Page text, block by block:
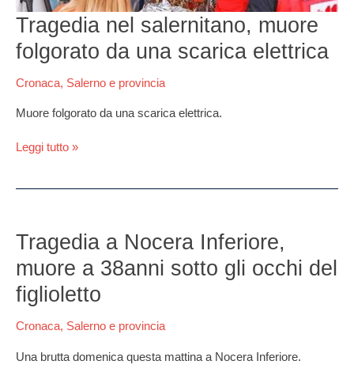
Tragedia nel salernitano, muore
folgorato da una scarica elettrica
Cronaca, Salerno e provincia
Muore folgorato da una scarica elettrica.
una
scarica
elettrica
Leggi tutto »
Tragedia a Nocera Inferiore,
muore a 38anni sotto gli occhi del
figlioletto
Cronaca, Salerno e provincia
Una brutta domenica questa mattina a Nocera Inferiore.
a
Nocera
Inferiore,
muore
a
38anni
gli